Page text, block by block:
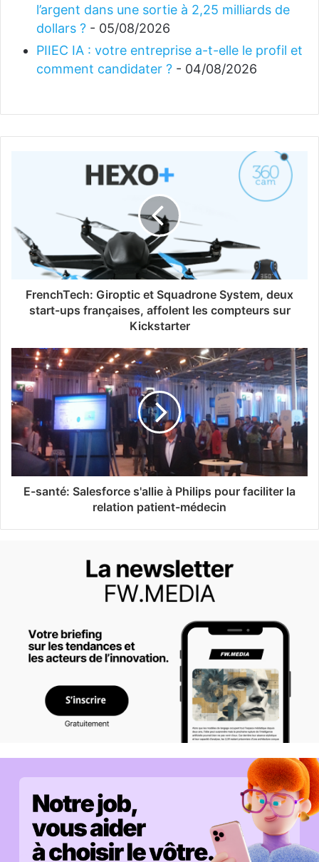
l’argent dans une sortie à 2,25 milliards de
dollars ? - 05/08/2026
PIIEC IA : votre entreprise a-t-elle le profil et
comment candidater ? - 04/08/2026
FrenchTech: Giroptic et Squadrone System, deux
start-ups françaises, affolent les compteurs sur
Kickstarter
E-santé: Salesforce s'allie à Philips pour faciliter la
relation patient-médecin